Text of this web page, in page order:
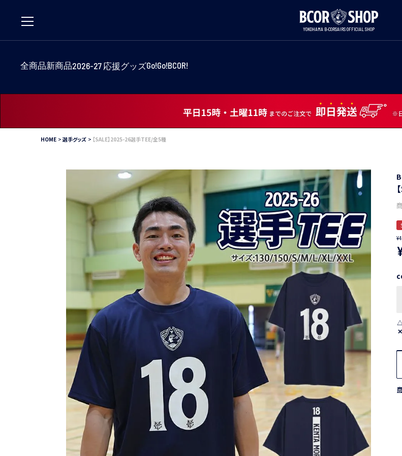
YOKOHAMA B-CORSAIRS OFFICIAL SHOP
全商品新商品2026-27 応援グッズGo!Go!BCOR!
HOME 選手グッズ 【SALE】2025-26選手TEE/全5種
¥
△
✕